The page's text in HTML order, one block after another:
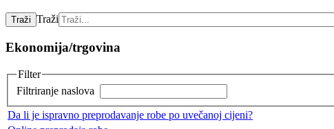
Traži Traži
Ekonomija/trgovina
Filter
Filtriranje naslova
Da li je ispravno preprodavanje robe po uvečanoj cijeni?